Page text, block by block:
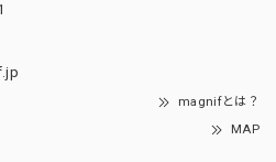
magnifとは？
MAP